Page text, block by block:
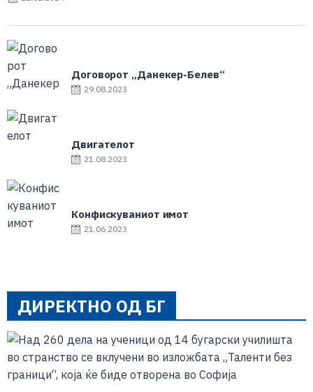
Договорот „Данекер-Белев“
29.08.2023
Двигателот
21.08.2023
Конфискуваниот имот
21.06.2023
ДИРЕКТНО ОД БГ